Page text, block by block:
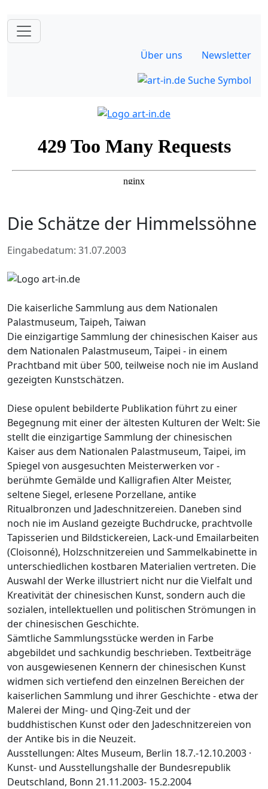
Über uns Newsletter
Die Schätze der Himmelssöhne
Eingabedatum: 31.07.2003
Die kaiserliche Sammlung aus dem Nationalen
Palastmuseum, Taipeh, Taiwan
Die einzigartige Sammlung der chinesischen Kaiser aus
dem Nationalen Palastmuseum, Taipei - in einem
Prachtband mit über 500, teilweise noch nie im Ausland
gezeigten Kunstschätzen.
Diese opulent bebilderte Publikation führt zu einer
Begegnung mit einer der ältesten Kulturen der Welt: Sie
stellt die einzigartige Sammlung der chinesischen
Kaiser aus dem Nationalen Palastmuseum, Taipei, im
Spiegel von ausgesuchten Meisterwerken vor -
berühmte Gemälde und Kalligrafien Alter Meister,
seltene Siegel, erlesene Porzellane, antike
Ritualbronzen und Jadeschnitzereien. Daneben sind
noch nie im Ausland gezeigte Buchdrucke, prachtvolle
Tapisserien und Bildstickereien, Lack-und Emailarbeiten
(Cloisonné), Holzschnitzereien und Sammelkabinette in
unterschiedlichen kostbaren Materialien vertreten. Die
Auswahl der Werke illustriert nicht nur die Vielfalt und
Kreativität der chinesischen Kunst, sondern auch die
sozialen, intellektuellen und politischen Strömungen in
der chinesischen Geschichte.
Sämtliche Sammlungsstücke werden in Farbe
abgebildet und sachkundig beschrieben. Textbeiträge
von ausgewiesenen Kennern der chinesischen Kunst
widmen sich vertiefend den einzelnen Bereichen der
kaiserlichen Sammlung und ihrer Geschichte - etwa der
Malerei der Ming- und Qing-Zeit und der
buddhistischen Kunst oder den Jadeschnitzereien von
der Antike bis in die Neuzeit.
Ausstellungen: Altes Museum, Berlin 18.7.-12.10.2003 ·
Kunst- und Ausstellungshalle der Bundesrepublik
Deutschland, Bonn 21.11.2003- 15.2.2004